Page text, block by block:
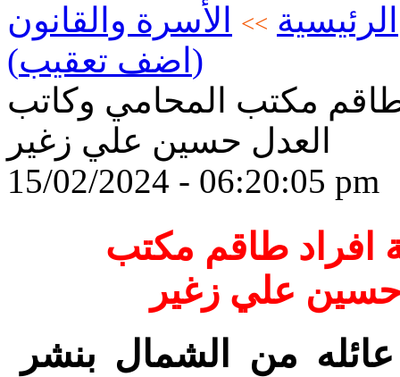
الرئيسية >>
الأسرة والقانون
(اضف تعقيب)
طاقم مكتب المحامي وكاتب
العدل حسين علي زغير
15/02/2024 - 06:20:05 pm
افراد طاقم مكتب
علي زغير
من الشمال بنشر